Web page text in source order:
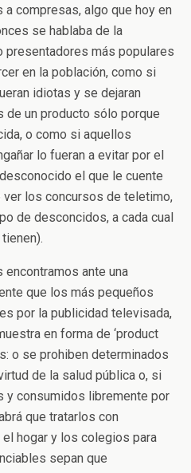
compresas, algo que hoy en
se hablaba de la
presentadores más populares
en la población, como si
idiotas y se dejaran
de un producto sólo porque
o como si aquellos
lo fueran a evitar por el
el que le cuente
ver los concursos de teletimo,
de desconcidos, a cada cual
ante una
que los más pequeños
por la publicidad televisada,
en forma de ‘product
o se prohiben determinados
de la salud pública o, si
y consumidos libremente por
que tratarlos con
hogar y los colegios para
sepan que